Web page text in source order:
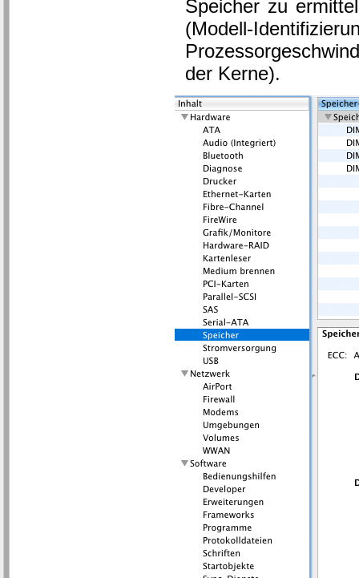
Speicher zu
(Modell-
der Kerne).